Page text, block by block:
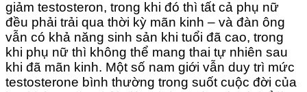
giảm testosteron, trong khi đó thì tất cả phụ nữ
đều phải trải qua thời kỳ mãn kinh – và đàn ông
vẫn có khả năng sinh sản khi tuổi đã cao, trong
khi phụ nữ thì không thể mang thai tự nhiên sau
khi đã mãn kinh. Một số nam giới vẫn duy trì mức
testosterone bình thường trong suốt cuộc đời của